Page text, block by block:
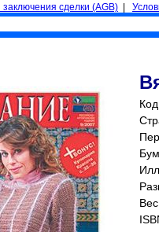
заключения сделки (AGB)